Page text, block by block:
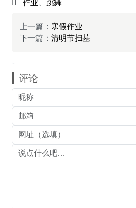
作业 跳舞
上一篇： 寒假作业
下一篇： 清明节扫墓
评论